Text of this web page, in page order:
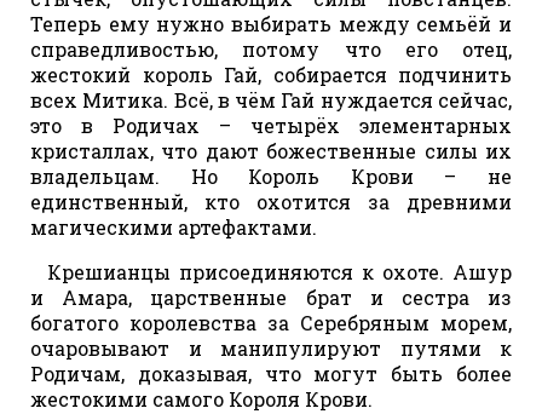
Теперь ему нужно выбирать между семьёй и
справедливостью, потому что его отец,
жестокий король Гай, собирается подчинить
всех Митика. Всё, в чём Гай нуждается сейчас,
это в Родичах – четырёх элементарных
кристаллах, что дают божественные силы их
владельцам. Но Король Крови – не
единственный, кто охотится за древними
магическими артефактами.
Крешианцы присоединяются к охоте. Ашур
и Амара, царственные брат и сестра из
богатого королевства за Серебряным морем,
очаровывают и манипулируют путями к
Родичам, доказывая, что могут быть более
жестокими самого Короля Крови.